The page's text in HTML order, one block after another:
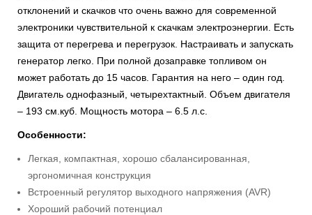
отклонений и скачков что очень важно для современной
электроники чувствительной к скачкам электроэнергии. Есть
защита от перегрева и перегрузок. Настраивать и запускать
генератор легко. При полной дозаправке топливом он
может работать до 15 часов. Гарантия на него – один год.
Двигатель однофазный, четырехтактный. Объем двигателя
– 193 см.куб. Мощность мотора – 6.5 л.с.
Особенности:
Легкая, компактная, хорошо сбалансированная,
эргономичная конструкция
Встроенный регулятор выходного напряжения (AVR)
Хороший рабочий потенциал